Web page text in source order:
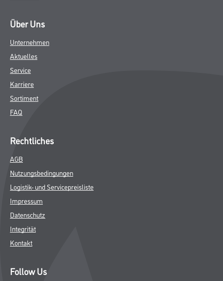
Über Uns
Unternehmen
Aktuelles
Service
Karriere
Sortiment
FAQ
Rechtliches
AGB
Nutzungsbedingungen
Logistik- und Servicepreisliste
Impressum
Datenschutz
Integrität
Kontakt
Follow Us